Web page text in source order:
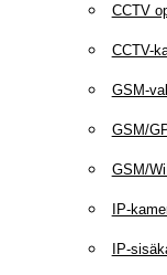
CCTV
CCTV-
GSM-
GSM/
GSM/
IP-
IP-